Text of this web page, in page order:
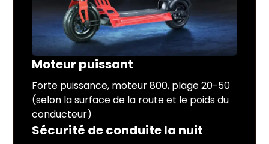
Moteur puissant
Forte puissance, moteur 800, plage 20-50
(selon la surface de la route et le poids du
conducteur)
Sécurité de conduite la nuit